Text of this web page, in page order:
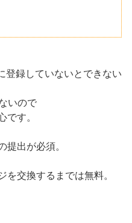
登録していないとできない
いので
です。
提出が必須。
を交換するまでは無料。